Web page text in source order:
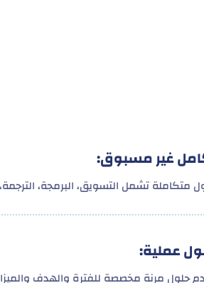
غير مسبوق:
متكاملة تشمل التسويق، البرمجة، الترجمة،
عملية:
حلول مرنة مخصصة للفترة والهدف